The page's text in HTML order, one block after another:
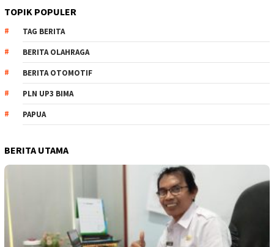
TOPIK POPULER
TAG BERITA
BERITA OLAHRAGA
BERITA OTOMOTIF
PLN UP3 BIMA
PAPUA
BERITA UTAMA